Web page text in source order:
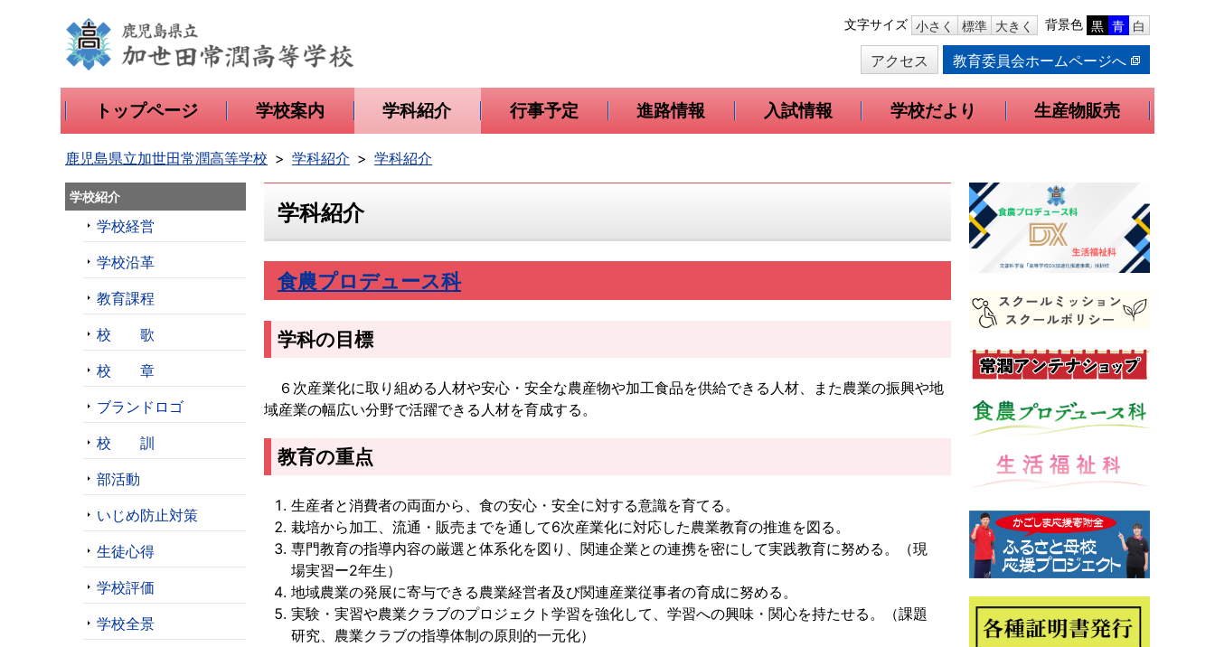
本
文字サイズ 小さく 標準 大きく 背景色 黒 青 白
アクセス 教育委員会ホームページへ
トップページ 学校案内 学科紹介 行事予定 進路情報 入試情報 学校だより 生産物販売
鹿児島県立加世田常潤高等学校 学科紹介 学科紹介
学科紹介
食農プロデュース科
学科の目標
６次産業化に取り組める人材や安心・安全な農産物や加工食品を供給できる人材、また農業の振興や地
域産業の幅広い分野で活躍できる人材を育成する。
教育の重点
生産者と消費者の両面から、食の安心・安全に対する意識を育てる。
栽培から加工、流通・販売までを通して6次産業化に対応した農業教育の推進を図る。
専門教育の指導内容の厳選と体系化を図り、関連企業との連携を密にして実践教育に努める。（現
場実習ー2年生）
地域農業の発展に寄与できる農業経営者及び関連産業従事者の育成に努める。
実験・実習や農業クラブのプロジェクト学習を強化して、学習への興味・関心を持たせる。（課題
研究、農業クラブの指導体制の原則的一元化）
学校紹介
学校経営
学校沿革
教育課程
校 歌
校 章
ブランドロゴ
校 訓
部活動
いじめ防止対策
生徒心得
学校評価
学校全景